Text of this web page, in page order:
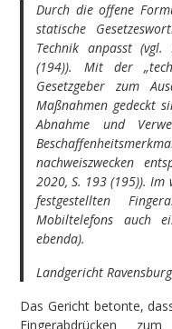
Durch die offene
statische
Technik anpasst (vgl.
(194)). Mit der
Gesetzgeber zum
Maßnahmen gedeckt
Abnahme und
nachweiszwecken
2020, S. 193 (195)).
festgestellten
Mobiltelefons auch
ebenda).
Landgericht
Das Gericht betonte,
Fingerabdrücken